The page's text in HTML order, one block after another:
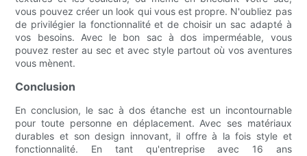
vous pouvez créer un look qui vous est propre. N'oubliez pas
de privilégier la fonctionnalité et de choisir un sac adapté à
vos besoins. Avec le bon sac à dos imperméable, vous
pouvez rester au sec et avec style partout où vos aventures
vous mènent.
Conclusion
En conclusion, le sac à dos étanche est un incontournable
pour toute personne en déplacement. Avec ses matériaux
durables et son design innovant, il offre à la fois style et
fonctionnalité. En tant qu'entreprise avec 16 ans